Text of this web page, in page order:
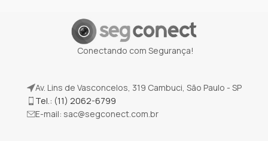
Conectando com Segurança!
Av. Lins de Vasconcelos, 319 Cambuci, São Paulo - SP
Tel.: (11) 2062-6799
E-mail: sac@segconect.com.br